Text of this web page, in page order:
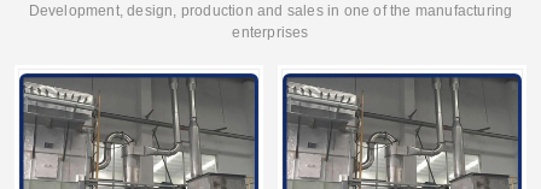
Development, design, production and sales in one of the manufacturing
enterprises